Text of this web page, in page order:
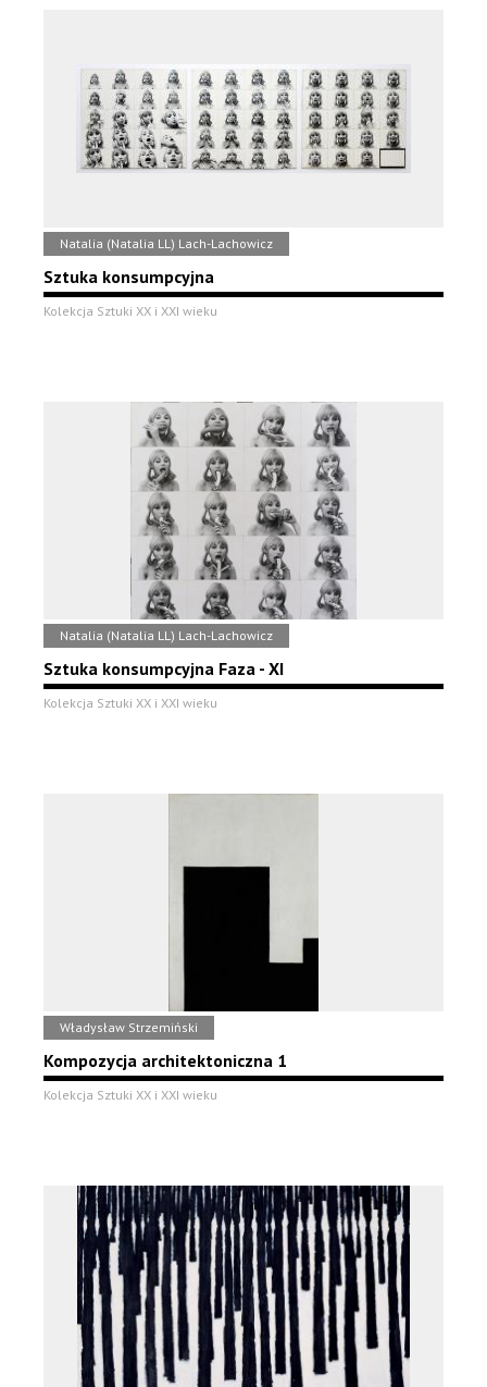
Natalia (Natalia LL) Lach-Lachowicz
Sztuka konsumpcyjna
Kolekcja Sztuki XX i XXI wieku
Natalia (Natalia LL) Lach-Lachowicz
Sztuka konsumpcyjna Faza - XI
Kolekcja Sztuki XX i XXI wieku
Władysław Strzemiński
Kompozycja architektoniczna 1
Kolekcja Sztuki XX i XXI wieku